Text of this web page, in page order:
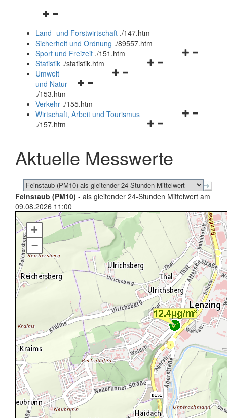
Navigationsmenü
und
schließen
Land- und Forstwirtschaft ./147.htm
Sicherheit und Ordnung ./89557.htm
Navigationsmenü
Sport und Freizeit ./151.htm
Navigationsmenü
Statistik ./statistik.htm
Navigationsmenü
und
schließen
Umwelt
und Natur
./153.htm
Verkehr ./155.htm
Navigationsmenü
schließen
Wirtschaft, Arbeit und Tourismus
./157.htm
Aktuelle Messwerte
Feinstaub (PM10) - als gleitender 24-Stunden Mittelwert am
09.08.2026 11:00
+
–